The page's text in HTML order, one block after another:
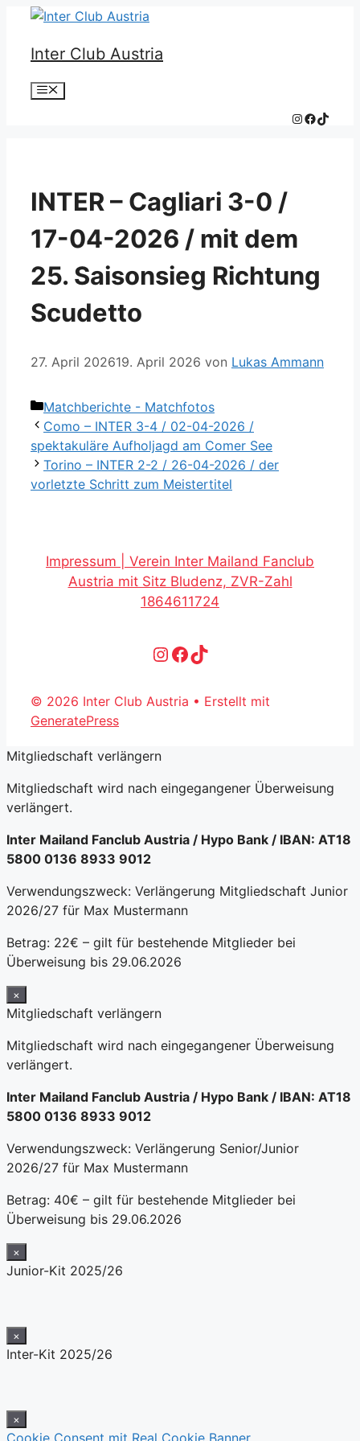
Zum
springen
Inter Club Austria
Menü
Instagram
TikTok
INTER – Cagliari 3-0 /
17-04-2026 / mit dem
25. Saisonsieg Richtung
Scudetto
27. April 202619. April 2026 von Lukas Ammann
Kategorien
Matchberichte - Matchfotos
Como – INTER 3-4 / 02-04-2026 /
spektakuläre Aufholjagd am Comer See
Torino – INTER 2-2 / 26-04-2026 / der
vorletzte Schritt zum Meistertitel
Impressum | Verein Inter Mailand Fanclub
Austria mit Sitz Bludenz, ZVR-Zahl
1864611724
Instagram
Facebook
TikTok
© 2026 Inter Club Austria • Erstellt mit
GeneratePress
Mitgliedschaft verlängern
Mitgliedschaft wird nach eingegangener Überweisung
verlängert.
Inter Mailand Fanclub Austria / Hypo Bank / IBAN: AT18
5800 0136 8933 9012
Verwendungszweck: Verlängerung Mitgliedschaft Junior
2026/27 für Max Mustermann
Betrag: 22€ – gilt für bestehende Mitglieder bei
Überweisung bis 29.06.2026
×
Mitgliedschaft verlängern
Mitgliedschaft wird nach eingegangener Überweisung
verlängert.
Inter Mailand Fanclub Austria / Hypo Bank / IBAN: AT18
5800 0136 8933 9012
Verwendungszweck: Verlängerung Senior/Junior
2026/27 für Max Mustermann
Betrag: 40€ – gilt für bestehende Mitglieder bei
Überweisung bis 29.06.2026
×
Junior-Kit 2025/26
×
Inter-Kit 2025/26
×
Cookie Consent mit Real Cookie Banner